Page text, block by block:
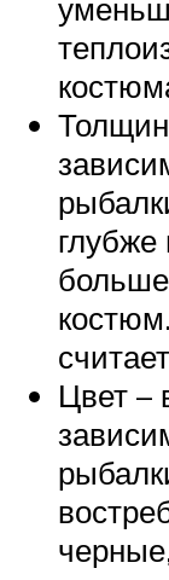
глубже
Цвет –